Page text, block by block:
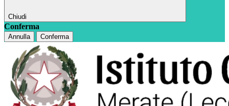
Chiudi
Conferma
Annulla Conferma